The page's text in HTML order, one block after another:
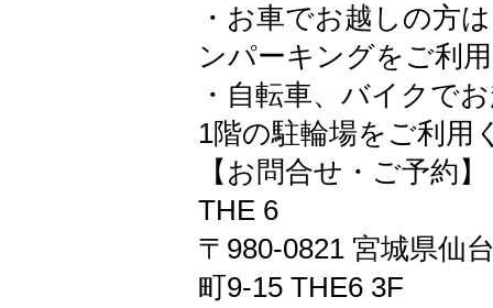
・お車でお越しの方
ンパーキングをご利
・自転車、バイクで
1階の駐輪場をご利用
【お問合せ・ご予約】
THE 6
〒980-0821 宮城県仙
町9-15 THE6 3F